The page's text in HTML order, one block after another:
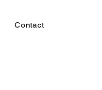
Contact